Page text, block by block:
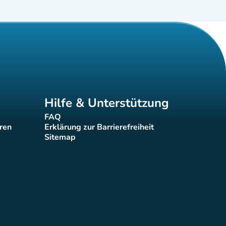
Hilfe & Unterstützung
FAQ(new tab)
Erklärung zur Barrierefreiheit
(new tab)
Sitemap(new tab)